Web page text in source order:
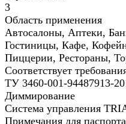
3
Область применения
Автосалоны, Аптеки,
Гостиницы, Кафе,
Пиццерии, Рестораны,
Соответствует
ТУ 3460-001-94487913-
Диммирование
Система управления
Примечания для паспорта